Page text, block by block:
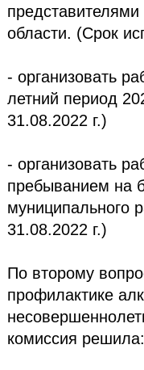
области. (Срок
- организовать
летний период
31.08.2022 г.)
- организовать
пребыванием на
муниципального
31.08.2022 г.)
По второму
профилактике
комиссия решила: